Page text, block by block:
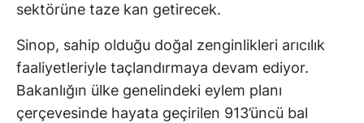
sektörüne taze kan getirecek.
Sinop, sahip olduğu doğal zenginlikleri arıcılık
faaliyetleriyle taçlandırmaya devam ediyor.
Bakanlığın ülke genelindeki eylem planı
çerçevesinde hayata geçirilen 913’üncü bal